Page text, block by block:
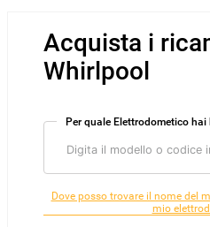
Acquista i
Whirlpool
Per quale Elettrodometico hai
Dove posso trovare il nome del
mio